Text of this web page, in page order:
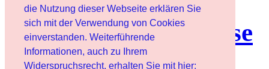
die Nutzung dieser Webseite erklären Sie
sich mit der Verwendung von Cookies
einverstanden. Weiterführende
Informationen, auch zu Ihrem
Widerspruchsrecht, erhalten Sie mit hier:
Nutzungshinweise